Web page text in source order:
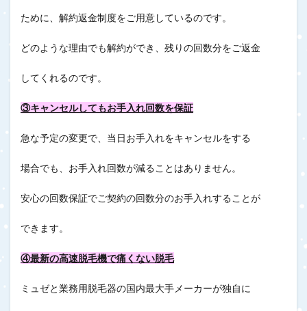
ために、解約返金制度をご用意しているのです。
どのような理由でも解約ができ、残りの回数分をご返金
してくれるのです。
③キャンセルしてもお手入れ回数を保証
急な予定の変更で、当日お手入れをキャンセルをする
場合でも、お手入れ回数が減ることはありません。
安心の回数保証でご契約の回数分のお手入れすることが
できます。
④最新の高速脱毛機で痛くない脱毛
ミュゼと業務用脱毛器の国内最大手メーカーが独自に